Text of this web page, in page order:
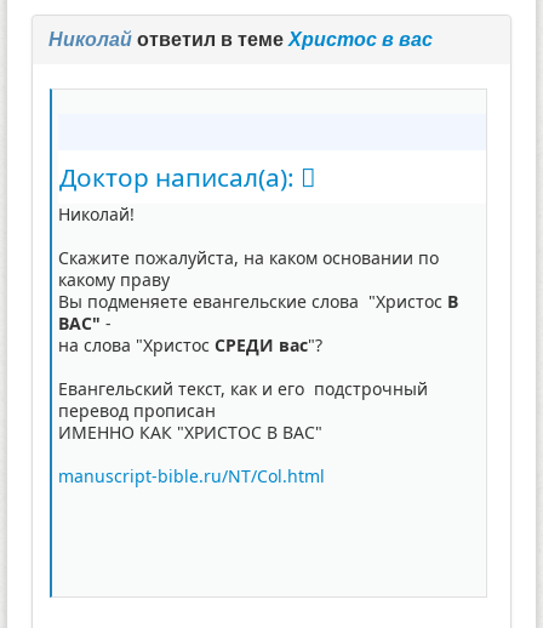
Николайответил в темеХристос в вас
Доктор написал(а):
Николай!
Скажите пожалуйста, на каком основании по
какому праву
Вы подменяете евангельские слова "Христос В
ВАС" -
на слова "Христос СРЕДИ вас"?
Евангельский текст, как и его подстрочный
перевод прописан
ИМЕННО КАК "ХРИСТОС В ВАС"
manuscript-bible.ru/NT/Col.html